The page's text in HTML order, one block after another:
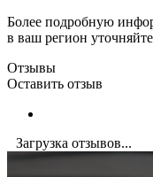
Более подробную
в ваш регион
Отзывы
Оставить отзыв
Загрузка отзывов...